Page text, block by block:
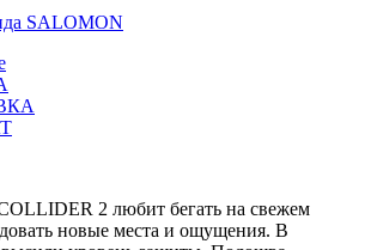
SALOMON
2 любит бегать на свежем
новые места и ощущения. В